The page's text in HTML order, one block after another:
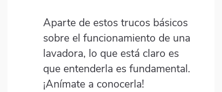
Aparte de estos trucos básicos
sobre el funcionamiento de una
lavadora, lo que está claro es
que entenderla es fundamental.
¡Anímate a conocerla!